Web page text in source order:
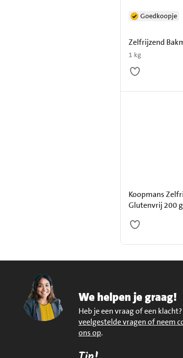
Zelfrijzend
1 kg
Goedkoopje
Koopmans
Glutenvrij 200 g
We helpen je graag!
Heb je een vraag of een klacht?
veelgestelde vragen of neem
ons op.